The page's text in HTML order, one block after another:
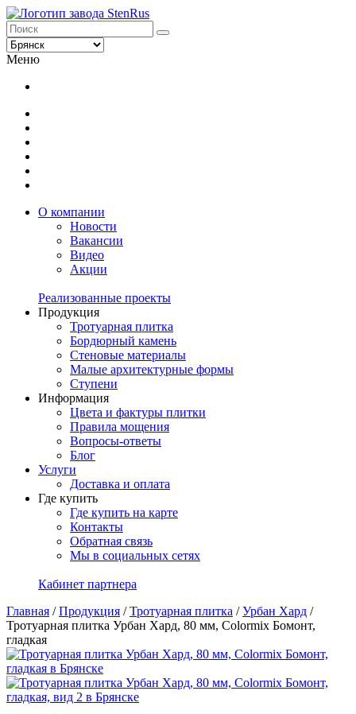
Меню
О компании
Новости
Вакансии
Видео
Акции
Реализованные проекты
Продукция
Тротуарная плитка
Бордюрный камень
Стеновые материалы
Малые архитектурные формы
Ступени
Информация
Цвета и фактуры плитки
Правила мощения
Вопросы-ответы
Блог
Услуги
Доставка и оплата
Где купить
Где купить на карте
Контакты
Обратная связь
Мы в социальных сетях
Кабинет партнера
Главная /Продукция /Тротуарная плитка /Урбан Хард /
Тротуарная плитка Урбан Хард, 80 мм, Colormix Бомонт,
гладкая